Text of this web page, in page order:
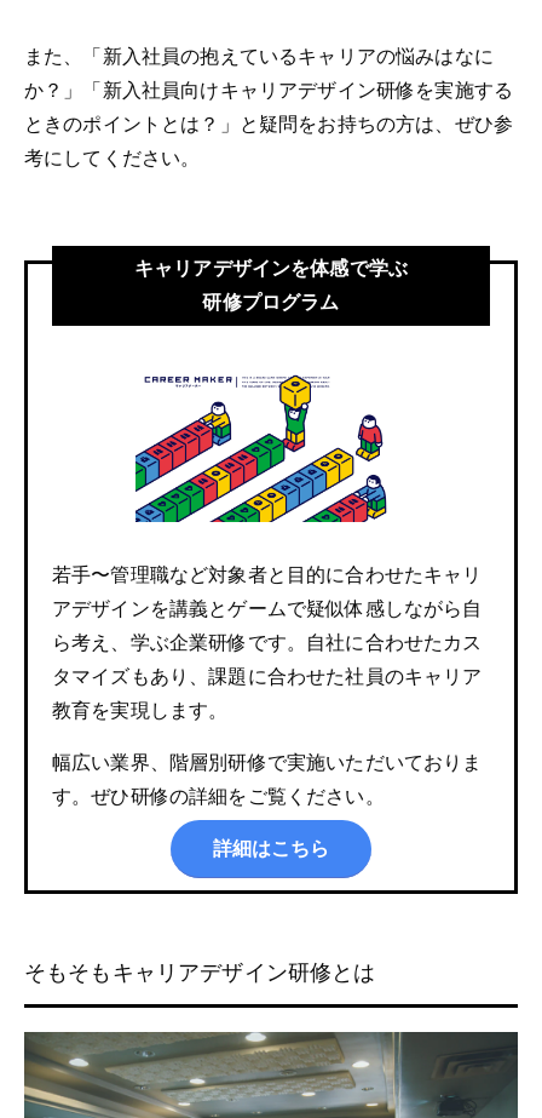
また、「新入社員の抱えているキャリアの悩みはなに
か？」「新入社員向けキャリアデザイン研修を実施する
ときのポイントとは？」と疑問をお持ちの方は、ぜひ参
考にしてください。
キャリアデザインを体感で学ぶ
研修プログラム
若手〜管理職など対象者と目的に合わせたキャリ
アデザインを講義とゲームで疑似体感しながら自
ら考え、学ぶ企業研修です。自社に合わせたカス
タマイズもあり、課題に合わせた社員のキャリア
教育を実現します。
幅広い業界、階層別研修で実施いただいておりま
す。ぜひ研修の詳細をご覧ください。
詳細はこちら
そもそもキャリアデザイン研修とは